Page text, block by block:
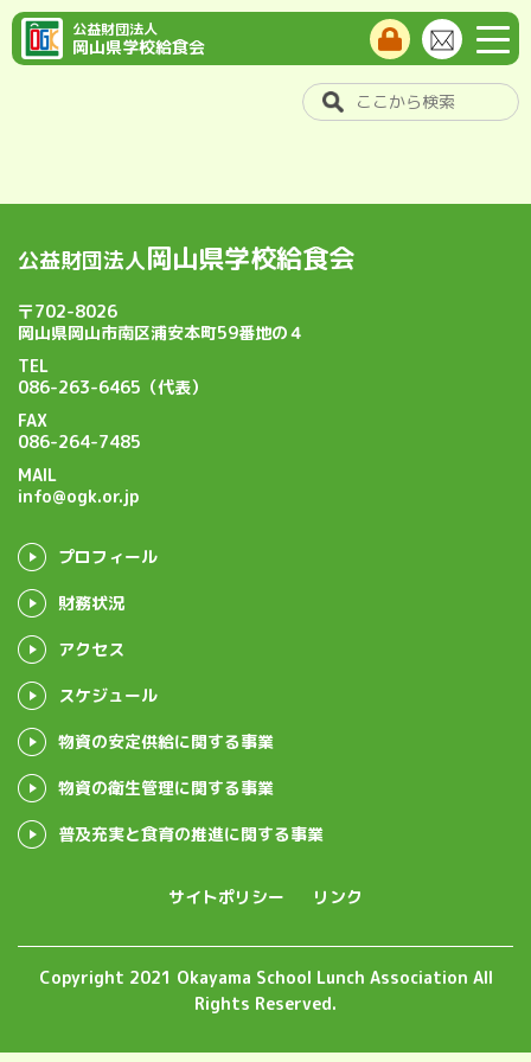
公益財団法人
岡山県学校給食会
公益財団法人岡山県学校給食会
〒702-8026
岡山県岡山市南区浦安本町59番地の４
TEL
086-263-6465（代表）
FAX
086-264-7485
MAIL
info@ogk.or.jp
プロフィール
財務状況
アクセス
スケジュール
物資の安定供給に関する事業
物資の衛生管理に関する事業
普及充実と食育の推進に関する事業
サイトポリシー リンク
Copyright 2021 Okayama School Lunch Association All
Rights Reserved.